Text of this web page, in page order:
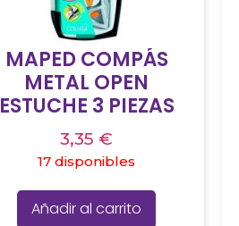
MAPED COMPÁS
METAL OPEN
ESTUCHE 3 PIEZAS
3,35 €
17 disponibles
Añadir al carrito